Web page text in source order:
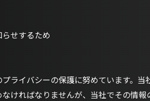
せするため
ライバシーの保護に努めています。
ければなりませんが、当社でその情